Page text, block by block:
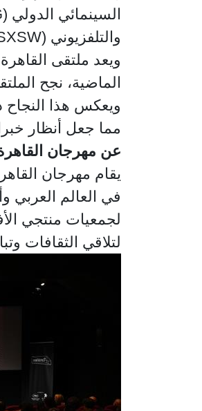
والتلفزيوني (SXSW)، ومهرجان تالين بلاك نايتس السينمائي (PÖFF).
ويعد ملتقى
الماضية، نجح
ويعكس هذا
مما جعل أنظار
عن مهرجان
يقام مهرجان
لتلاقي الثقافات